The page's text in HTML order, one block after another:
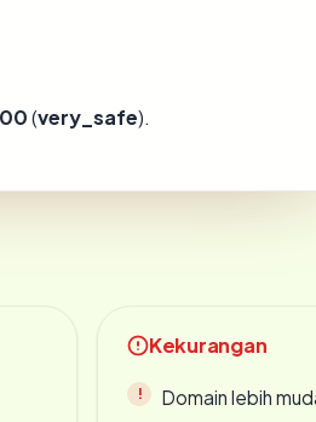
(very_safe).
Kekurangan
Domain lebih